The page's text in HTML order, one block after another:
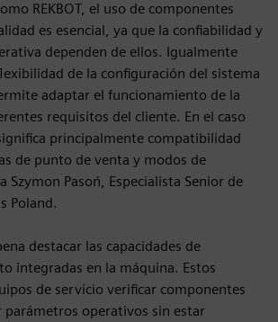
REKBOT, el uso de componentes
es esencial, ya que la confiabilidad y
dependen de ellos. Igualmente
de la configuración del sistema
adaptar el funcionamiento de la
requisitos del cliente. En el caso
principalmente compatibilidad
de punto de venta y modos de
Szymon Pasoń, Especialista Senior de
Poland.
destacar las capacidades de
integradas en la máquina. Estos
de servicio verificar componentes
parámetros operativos sin estar